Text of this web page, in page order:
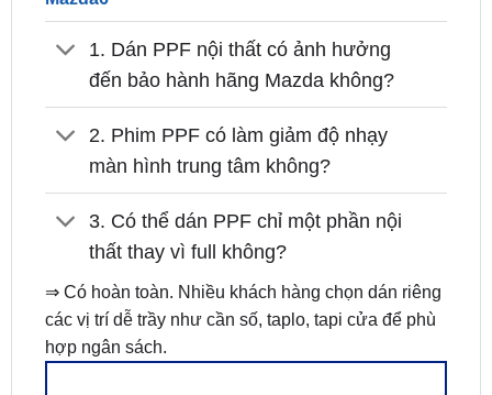
đến bảo hành hãng Mazda không?
2. Phim PPF có làm giảm độ nhạy
màn hình trung tâm không?
3. Có thể dán PPF chỉ một phần nội
thất thay vì full không?
⇒ Có hoàn toàn. Nhiều khách hàng chọn dán riêng
các vị trí dễ trầy như cần số, taplo, tapi cửa để phù
hợp ngân sách.
FEEDBACK KHÁCH HÀNG